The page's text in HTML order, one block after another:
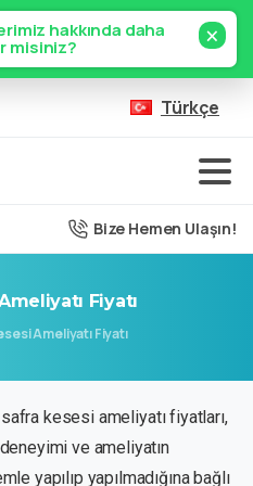
hakkında daha
misiniz? ×
Türkçe
Bize Hemen Ulaşın!
Fiyatı
Ameliyatı Fiyatı
safra kesesi ameliyatı fiyatları,
ve ameliyatın
yapılıp yapılmadığına bağlı